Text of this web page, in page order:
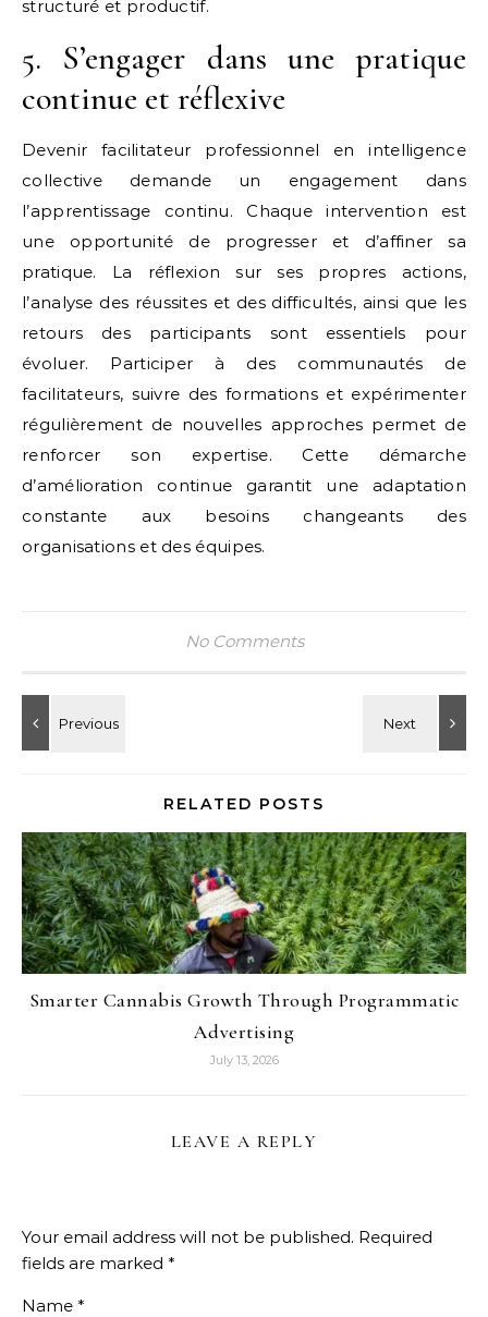
structuré et productif.
5. S’engager dans une pratique
continue et réflexive
Devenir facilitateur professionnel en intelligence
collective demande un engagement dans
l’apprentissage continu. Chaque intervention est
une opportunité de progresser et d’affiner sa
pratique. La réflexion sur ses propres actions,
l’analyse des réussites et des difficultés, ainsi que les
retours des participants sont essentiels pour
évoluer. Participer à des communautés de
facilitateurs, suivre des formations et expérimenter
régulièrement de nouvelles approches permet de
renforcer son expertise. Cette démarche
d’amélioration continue garantit une adaptation
constante aux besoins changeants des
organisations et des équipes.
No Comments
RELATED POSTS
Smarter Cannabis Growth Through Programmatic
Advertising
July 13, 2026
LEAVE A REPLY
Your email address will not be published. Required
fields are marked *
Name *